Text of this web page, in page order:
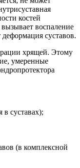
костей
вызывает воспаление
суставов.
хрящей. Этому
умеренные
в суставах);
(в комплексной